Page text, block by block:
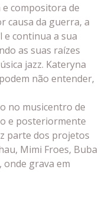
e compositora de
causa da guerra, a
continua a sua
as suas raízes
jazz. Kateryna
não entender,
no musicentro de
e posteriormente
parte dos projetos
Mimi Froes, Buba
grava em